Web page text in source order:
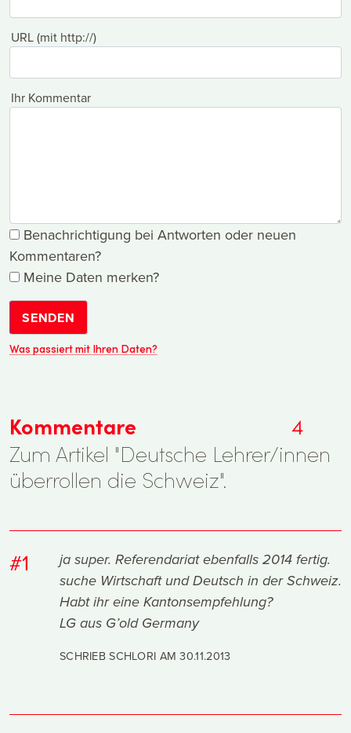
URL (mit http://)
Ihr Kommentar
Benachrichtigung bei Antworten oder neuen
Kommentaren?
Meine Daten merken?
SENDEN
Was passiert mit Ihren Daten?
Kommentare
4
Zum Artikel "Deutsche Lehrer/innen
überrollen die Schweiz".
#1
ja super. Referendariat ebenfalls 2014 fertig.
suche Wirtschaft und Deutsch in der Schweiz.
Habt ihr eine Kantonsempfehlung?
LG aus G’old Germany
SCHRIEB SCHLORI AM30.11.2013